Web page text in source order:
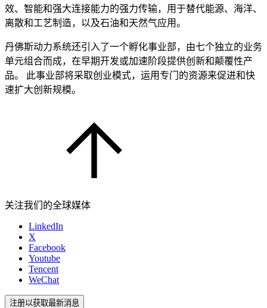
效、智能和强大连接能力的强力传输，用于替代能源、海洋、
离散和工艺制造，以及石油和天然气应用。
丹佛斯动力系统还引入了一个孵化事业部，由七个独立的业务
单元组合而成，在早期开发或加速阶段提供创新和颠覆性产
品。 此事业部将采取创业模式，运用专门的资源来促进和快
速扩大创新规模。
关注我们的全球媒体
LinkedIn
X
Facebook
Youtube
Tencent
WeChat
注册以获取最新消息